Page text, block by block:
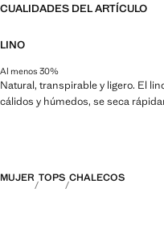
CUALIDADES DEL ARTÍCULO
LINO
Al menos 30%
Natural, transpirable y ligero. El
cálidos y húmedos, se seca
MUJER TOPS CHALECOS